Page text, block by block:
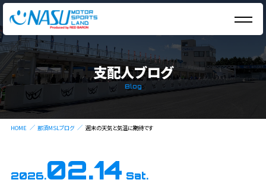
支配人ブログ
Blog
HOME 那須MSLブログ 週末の天気と気温に期待です
2026.02.14 Sat.